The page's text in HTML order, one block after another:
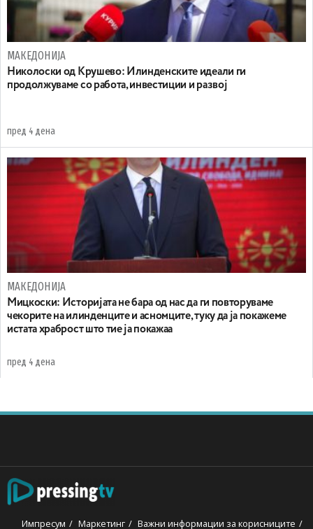
МАКЕДОНИЈА
Николоски од Крушево: Илинденските идеали ги
продолжуваме со работа, инвестиции и развој
пред 4 дена
МАКЕДОНИЈА
Мицкоски: Историјата не бара од нас да ги повторуваме
чекорите на илинденците и асномците, туку да ја покажеме
истата храброст што тие ја покажаа
пред 4 дена
Импресум Маркетинг Важни информации за корисниците